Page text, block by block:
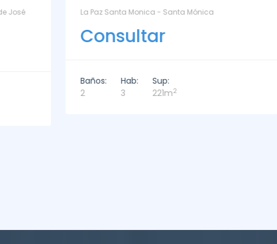
La Paz Santa Monica - Santa Mónica
Consultar
Baños:
Hab:
Sup: